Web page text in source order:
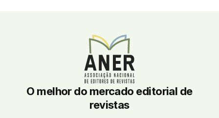
O melhor do mercado editorial de
revistas